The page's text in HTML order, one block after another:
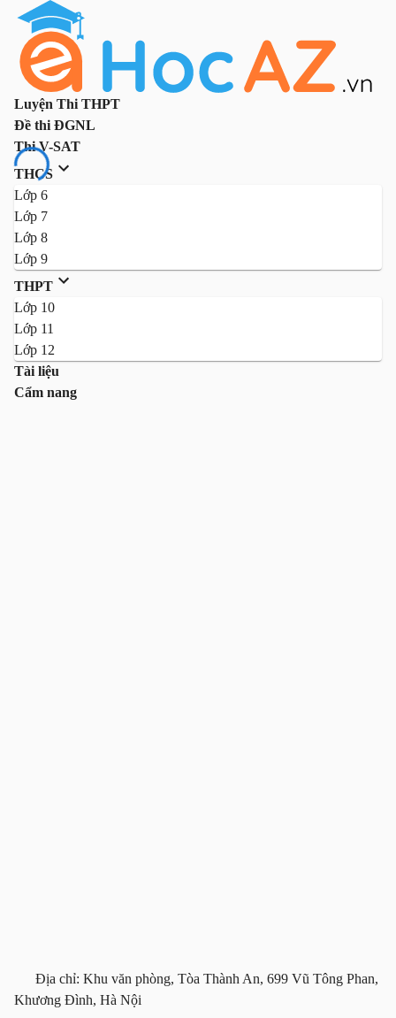
Luyện Thi THPT
Đề thi ĐGNL
Thi V-SAT
THCS
Lớp 6
Lớp 7
Lớp 8
Lớp 9
THPT
Lớp 10
Lớp 11
Lớp 12
Tài liệu
Cẩm nang
Địa chỉ: Khu văn phòng, Tòa Thành An, 699 Vũ Tông Phan,
Khương Đình, Hà Nội